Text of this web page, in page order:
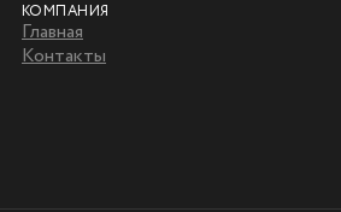
КОМПАНИЯ
Главная
Контакты